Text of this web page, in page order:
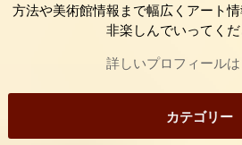
方法や美術館情報まで幅広くアート
非楽しんでいってくだ
詳しいプロフィール
カテゴリー